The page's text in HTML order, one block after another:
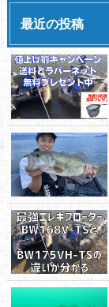
最近の投稿